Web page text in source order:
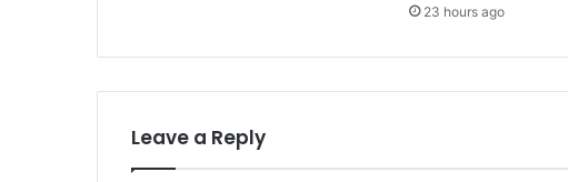
23 hours ago
Leave a Reply